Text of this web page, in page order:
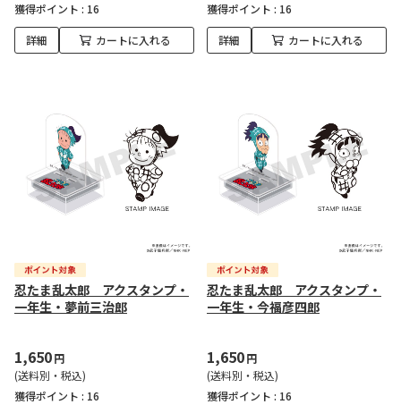
獲得ポイント : 16
詳細 カートに入れる
獲得ポイント : 16
詳細 カートに入れる
忍たま乱太郎 アクスタンプ・
一年生・夢前三治郎
1,650円
(送料別・税込)
獲得ポイント : 16
忍たま乱太郎 アクスタンプ・
一年生・今福彦四郎
1,650円
(送料別・税込)
獲得ポイント : 16